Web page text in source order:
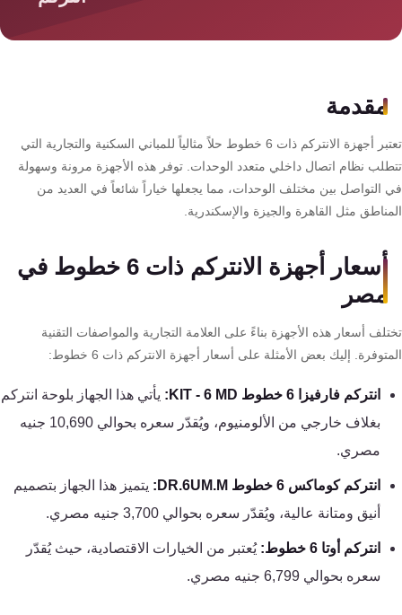
مقدمة
تعتبر أجهزة الانتركم ذات 6 خطوط حلاً مثالياً للمباني السكنية والتجارية التي
نظام اتصال داخلي متعدد الوحدات. توفر هذه الأجهزة مرونة وسهولة
التواصل بين مختلف الوحدات، مما يجعلها خياراً شائعاً في العديد من
مثل القاهرة والجيزة والإسكندرية.
أسعار أجهزة الانتركم ذات 6 خطوط في
مصر
أسعار هذه الأجهزة بناءً على العلامة التجارية والمواصفات التقنية
إليك بعض الأمثلة على أسعار أجهزة الانتركم ذات 6 خطوط:
انتركم فارفيزا 6 خطوط KIT - 6 MD:
يأتي هذا الجهاز بلوحة انتركم
بغلاف خارجي من الألومنيوم، ويُقدّر سعره بحوالي 10,690 جنيه
مصري.
انتركم كوماكس 6 خطوط DR.6UM.M:
يتميز هذا الجهاز بتصميم
أنيق ومتانة عالية، ويُقدّر سعره بحوالي 3,700 جنيه مصري.
انتركم أوتا 6 خطوط:
يُعتبر من الخيارات الاقتصادية، حيث يُقدّر
سعره بحوالي 6,799 جنيه مصري.
هوم
سيستم
حلول
أمنية
للشركات
جهاز
بصمة
الحضور
والانصراف
شبكات
المحمول
والانترنت
انتركم